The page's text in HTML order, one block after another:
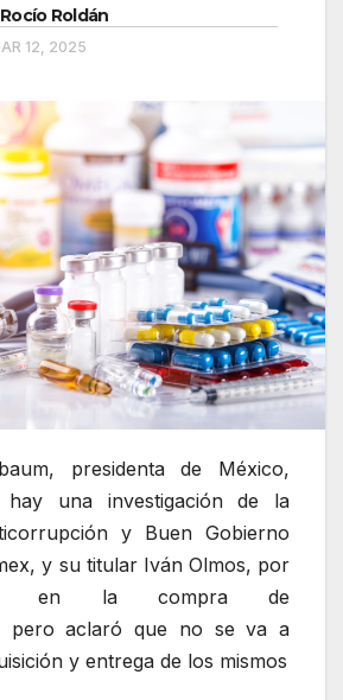
Rocío Roldán
12, 2025
presidenta de México,
una investigación de la
y Buen Gobierno
y su titular Iván Olmos, por
en la compra de
pero aclaró que no se va a
y entrega de los mismos